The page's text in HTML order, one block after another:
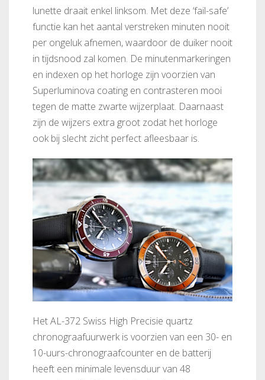
lunette draait enkel linksom. Met deze ‘fail-safe’
functie kan het aantal verstreken minuten nooit
per ongeluk afnemen, waardoor de duiker nooit
in tijdsnood zal komen. De minutenmarkeringen
en indexen op het horloge zijn voorzien van
Superluminova coating en contrasteren mooi
tegen de matte zwarte wijzerplaat. Daarnaast
zijn de wijzers extra groot zodat het horloge
ook bij slecht zicht perfect afleesbaar is.
Het AL-372 Swiss High Precisie quartz
chronograafuurwerk is voorzien van een 30- en
10-uurs-chronograafcounter en de batterij
heeft een minimale levensduur van 48